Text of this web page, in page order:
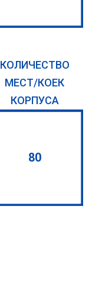
КОЛИЧЕСТВО
МЕСТ/КОЕК
КОРПУСА
80